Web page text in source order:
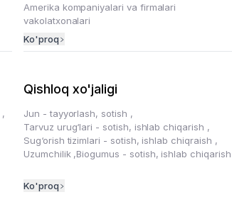
Amerika kompaniyalari va firmalari
vakolatxonalari
Ko'proq
,
Qishloq xo'jaligi
Jun - tayyorlash, sotish ,
Tarvuz urug‘lari - sotish, ishlab chiqarish ,
Sug‘orish tizimlari - sotish, ishlab chiqraish ,
Uzumchilik ,Biogumus - sotish, ishlab chiqarish
Ko'proq